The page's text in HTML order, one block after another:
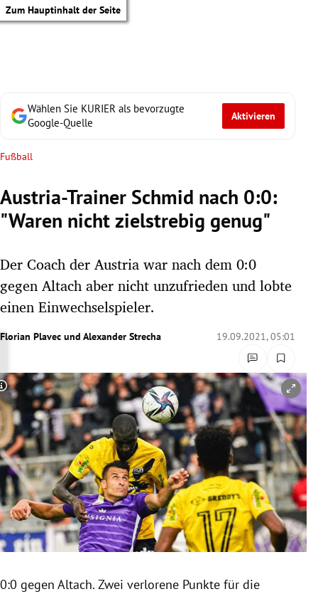
Zum Hauptinhalt der Seite
Untermenü
Untermenü
Untermenü
Untermenü
Untermenü
Untermenü
Untermenü
Wählen Sie KURIER als bevorzugte
Google-Quelle
Aktivieren
Fußball
Austria-Trainer Schmid nach 0:0:
"Waren nicht zielstrebig genug"
Der Coach der Austria war nach dem 0:0
gegen Altach aber nicht unzufrieden und lobte
einen Einwechselspieler.
Florian Plavec und Alexander Strecha 19.09.2021, 05:01
Copyright-Hinweis öffnen/schließen
0:0 gegen Altach. Zwei verlorene Punkte für die